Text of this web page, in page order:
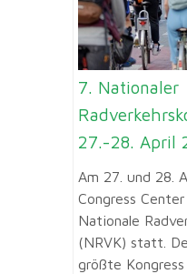
7. Nationaler
27.-28. April
Am 27. und 28.
Congress
Nationale
(NRVK) statt.
größte